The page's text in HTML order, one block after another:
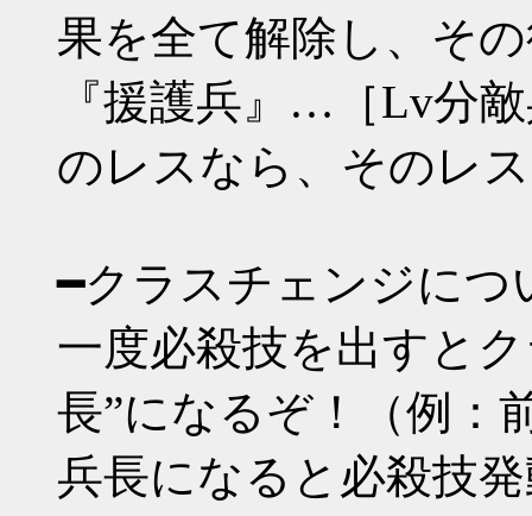
果を全て解除し、そ
『援護兵』…［Lv分
のレスなら、そのレ
━クラスチェンジに
一度必殺技を出すと
長”になるぞ！（例：
兵長になると必殺技